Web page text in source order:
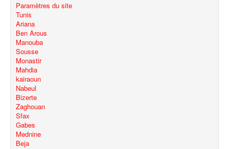
Paramètres du site
Tunis
Ariana
Ben Arous
Manouba
Sousse
Monastir
Mahdia
kairaoun
Nabeul
Bizerte
Zaghouan
Sfax
Gabes
Mednine
Beja